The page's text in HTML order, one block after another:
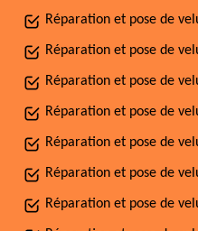
Réparation et pose de
Réparation et pose de
Réparation et pose de
Réparation et pose de
Réparation et pose de
Réparation et pose de
Réparation et pose de